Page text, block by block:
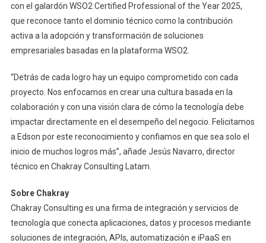
con el galardón WSO2 Certified Professional of the Year 2025,
que reconoce tanto el dominio técnico como la contribución
activa a la adopción y transformación de soluciones
empresariales basadas en la plataforma WSO2.
“Detrás de cada logro hay un equipo comprometido con cada
proyecto. Nos enfocamos en crear una cultura basada en la
colaboración y con una visión clara de cómo la tecnología debe
impactar directamente en el desempeño del negocio. Felicitamos
a Edson por este reconocimiento y confiamos en que sea solo el
inicio de muchos logros más”, añade Jesús Navarro, director
técnico en Chakray Consulting Latam.
Sobre Chakray
Chakray Consulting es una firma de integración y servicios de
tecnología que conecta aplicaciones, datos y procesos mediante
soluciones de integración, APIs, automatización e iPaaS en